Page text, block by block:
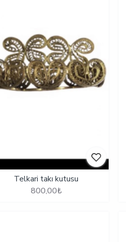
Telkari takı kutusu
800,00₺